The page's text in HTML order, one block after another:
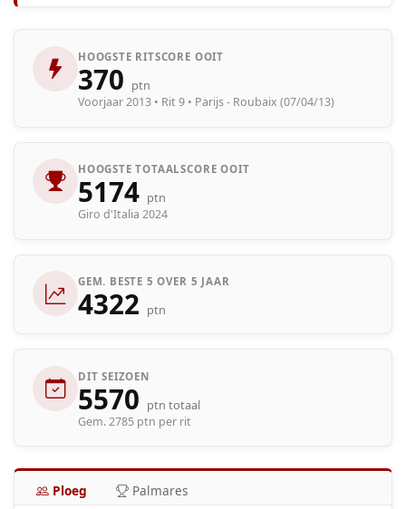
HOOGSTE RITSCORE OOIT
370 ptn
Voorjaar 2013 • Rit 9 • Parijs - Roubaix (07/04/13)
HOOGSTE TOTAALSCORE OOIT
5174 ptn
Giro d'Italia 2024
GEM. BESTE 5 OVER 5 JAAR
4322 ptn
DIT SEIZOEN
5570 ptn totaal
Gem. 2785 ptn per rit
Ploeg Palmares